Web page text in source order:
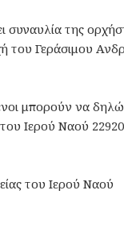
συναυλία της
του Γεράσιμου
μπορούν να
Ιερού Ναού
του Ιερού Ναού